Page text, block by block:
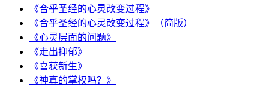
《合乎圣经的心灵改变过程》
《合乎圣经的心灵改变过程》（简版）
《心灵层面的问题》
《走出抑郁》
《喜获新生》
《神真的掌权吗？》